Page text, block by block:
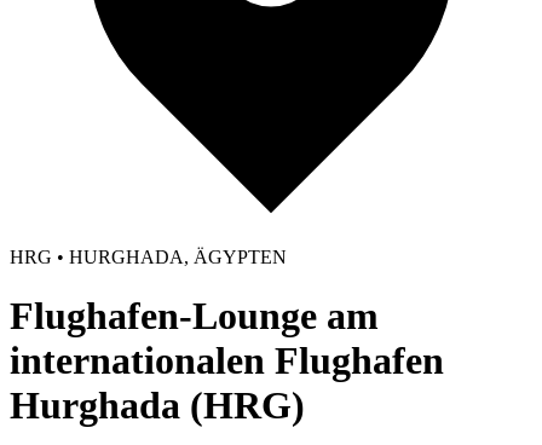
HRG • HURGHADA, ÄGYPTEN
Flughafen-Lounge am
internationalen Flughafen
Hurghada (HRG)